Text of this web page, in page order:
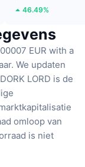
46.49%
EUR with a
We updaten
DORK LORD is de
omloop van
is niet